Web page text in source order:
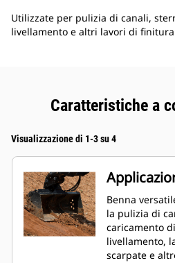
Utilizzate per pulizia di canali,
livellamento e altri lavori di
Caratteristiche a
Visualizzazione di 1-3 su 4
Benna
la pulizia di
caricamento
livellamento,
scarpate e